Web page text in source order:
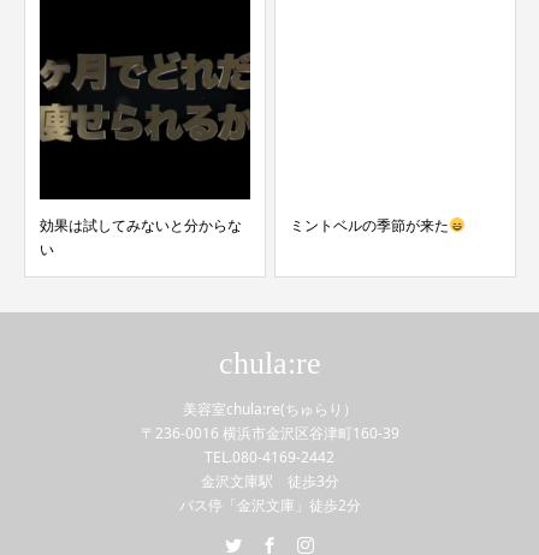
効果は試してみないと分からな
い
ミントベルの季節が来た
chula:re
美容室chula:re(ちゅらり）
〒236-0016 横浜市金沢区谷津町160-39
TEL.080-4169-2442
金沢文庫駅 徒歩3分
バス停「金沢文庫」徒歩2分